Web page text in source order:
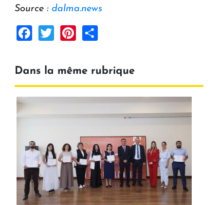
Source : dalma.news
Facebook
TwitterPinterest
Dans la même rubrique